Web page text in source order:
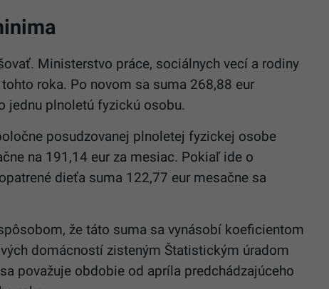
Ministerstvo práce, sociálnych vecí a rodiny
roka. Po novom sa suma 268,88 eur
jednu plnoletú fyzickú osobu.
posudzovanej plnoletej fyzickej osobe
na 191,14 eur za mesiac. Pokiaľ ide o
dieťa suma 122,77 eur mesačne sa
že táto suma sa vynásobí koeficientom
domácností zisteným Štatistickým úradom
považuje obdobie od apríla predchádzajúceho